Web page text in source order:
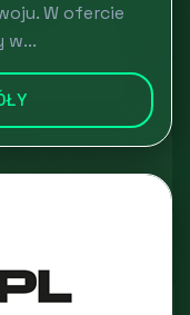
W ofercie
w...